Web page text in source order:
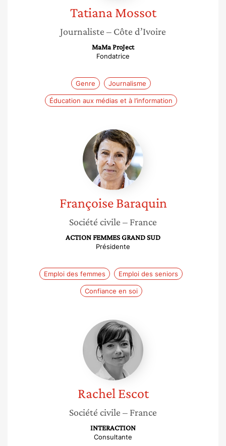
Tatiana Mossot
Journaliste – Côte d’Ivoire
MaMa ProJect
Fondatrice
Genre Journalisme
Éducation aux médias et à l’information
Françoise
Baraquin
Françoise Baraquin
Société civile – France
ACTION FEMMES GRAND SUD
Présidente
Emploi des femmes Emploi des seniors
Confiance en soi
Rachel
Escot
Rachel Escot
Société civile – France
INTERACTION
Consultante